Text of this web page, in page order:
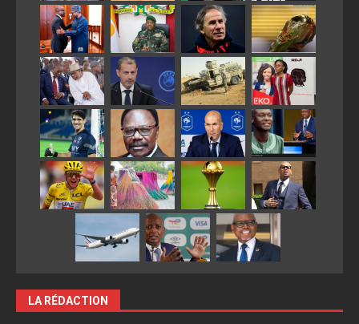
LA RÉDACTION